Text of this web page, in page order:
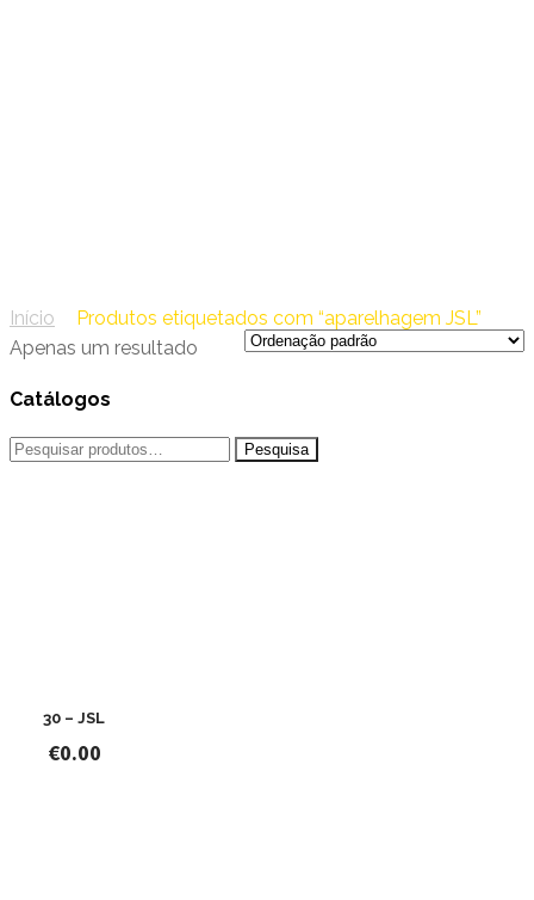
Início
Produtos etiquetados com “aparelhagem JSL”
Apenas um resultado
Catálogos
Pesquisar
por:
30 – JSL
€0.00